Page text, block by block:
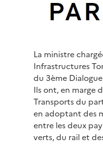
La ministre
Infrastructures
du 3ème
Ils ont, en marge
Transports du
en adoptant des
entre les deux
verts, du rail et